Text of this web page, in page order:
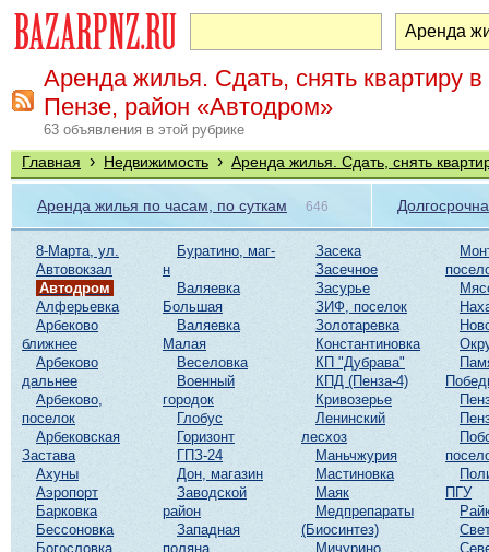
Аренда жилья. Сдать, снять квартиру в
Пензе, район «Автодром»
63 объявления в этой рубрике
Главная › Недвижимость › Аренда жилья. Сдать, снять
Аренда жилья по часам, по суткам 646
8-Марта, ул.
Автовокзал
Автодром
Алферьевка
Арбеково
ближнее
Арбеково
дальнее
Арбеково,
поселок
Арбековская
Застава
Ахуны
Аэропорт
Барковка
Бессоновка
Богословка
Буратино, маг-
н
Валяевка
Большая
Валяевка
Малая
Веселовка
Военный
городок
Глобус
Горизонт
ГПЗ-24
Дон, магазин
Заводской
район
Западная
поляна
Засека
Засечное
Засурье
ЗИФ, поселок
Золотаревка
Константиновка
КП "Дубрава"
КПД (Пенза-4)
Кривозерье
Ленинский
лесхоз
Маньчжурия
Мастиновка
Маяк
Медпрепараты
(Биосинтез)
Мичурино
ПГУ